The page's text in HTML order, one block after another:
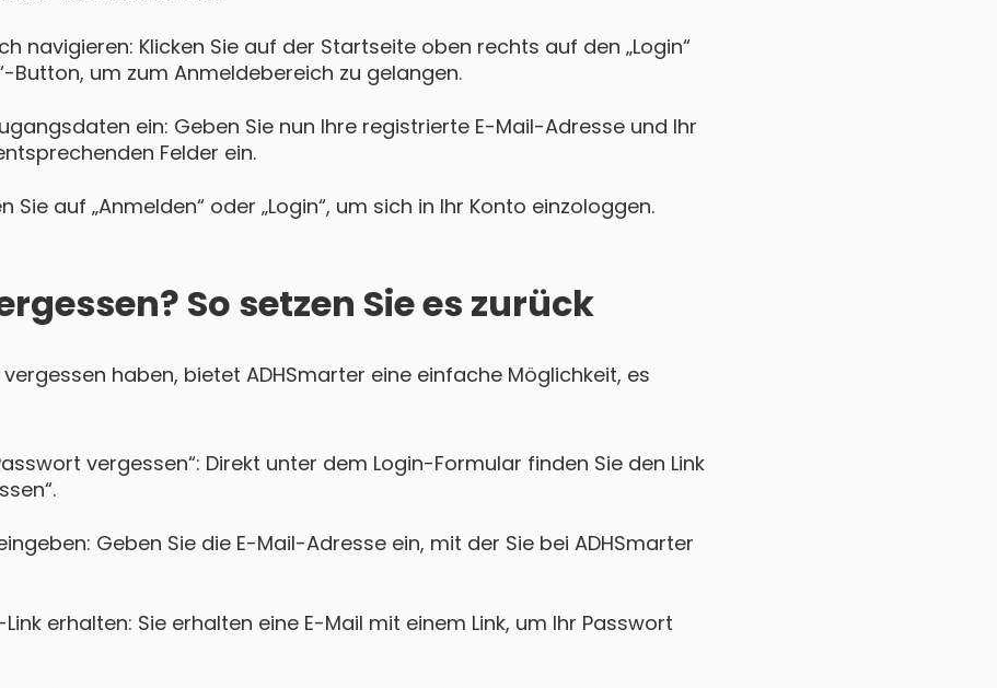
navigieren: Klicken Sie auf der Startseite oben rechts auf den „Login“
Button, um zum Anmeldebereich zu gelangen.
ein: Geben Sie nun Ihre registrierte E-Mail-Adresse und Ihr
Felder ein.
Sie auf „Anmelden“ oder „Login“, um sich in Ihr Konto einzologgen.
So setzen Sie es zurück
vergessen haben, bietet ADHSmarter eine einfache Möglichkeit, es
vergessen“: Direkt unter dem Login-Formular finden Sie den Link
Geben Sie die E-Mail-Adresse ein, mit der Sie bei ADHSmarter
erhalten: Sie erhalten eine E-Mail mit einem Link, um Ihr Passwort